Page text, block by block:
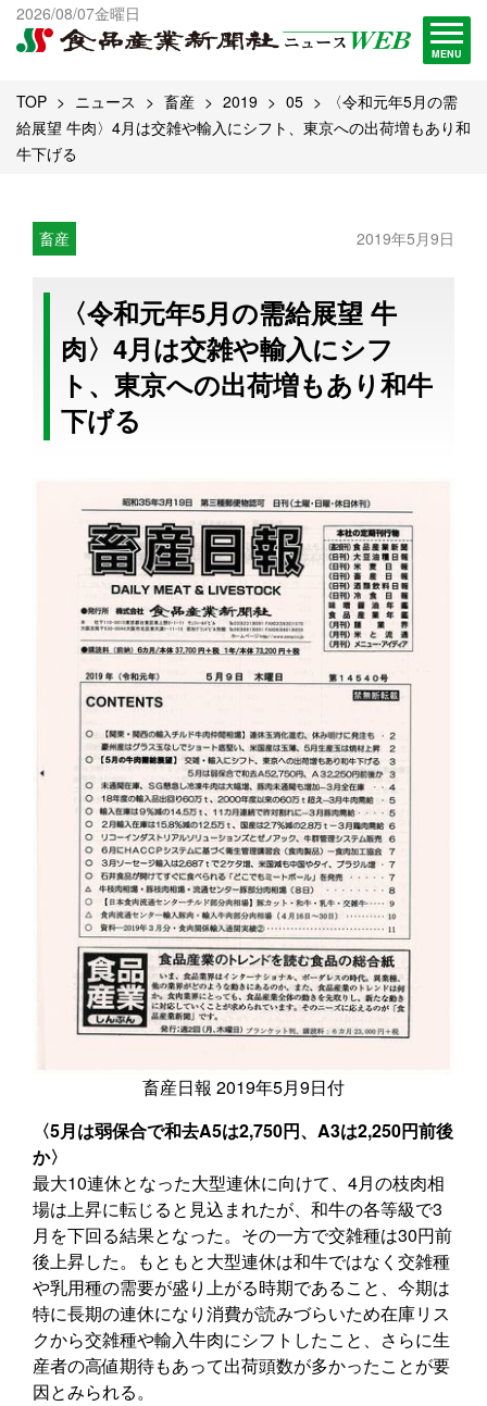
2026/08/07金曜日
MENU
出版物一覧へ
試読・購読申し込み
TOP ニュース 畜産 2019 05
〈令和元年5月の需
給展望 牛肉〉4月は交雑や輸入にシフト、東京への出荷増もあり和
牛下げる
畜産 2019年5月9日
〈令和元年5月の需給展望 牛
肉〉4月は交雑や輸入にシフ
ト、東京への出荷増もあり和牛
下げる
畜産日報 2019年5月9日付
〈5月は弱保合で和去A5は2,750円、A3は2,250円前後
か〉
最大10連休となった大型連休に向けて、4月の枝肉相
場は上昇に転じると見込まれたが、和牛の各等級で3
月を下回る結果となった。その一方で交雑種は30円前
後上昇した。もともと大型連休は和牛ではなく交雑種
や乳用種の需要が盛り上がる時期であること、今期は
特に長期の連休になり消費が読みづらいため在庫リス
クから交雑種や輸入牛肉にシフトしたこと、さらに生
産者の高値期待もあって出荷頭数が多かったことが要
因とみられる。